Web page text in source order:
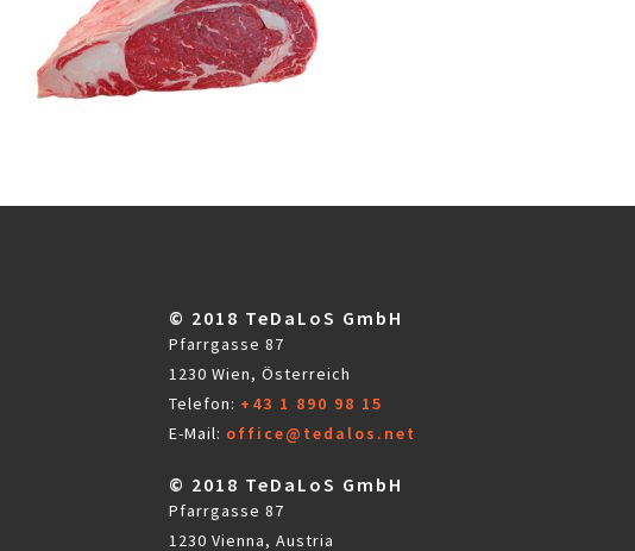
© 2018 TeDaLoS GmbH
Pfarrgasse 87
1230 Wien, Österreich
Telefon: +43 1 890 98 15
E-Mail: office@tedalos.net
© 2018 TeDaLoS GmbH
Pfarrgasse 87
1230 Vienna, Austria